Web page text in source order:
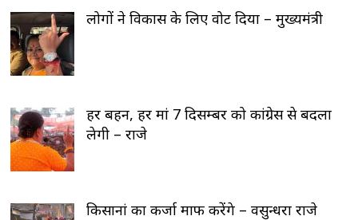
लोगों ने विकास के लिए वोट दिया – मुख्यमंत्री
हर बहन, हर मां 7 दिसम्बर को कांग्रेस से बदला
लेगी – राजे
किसानां का कर्जा माफ करेंगे – वसुन्धरा राजे